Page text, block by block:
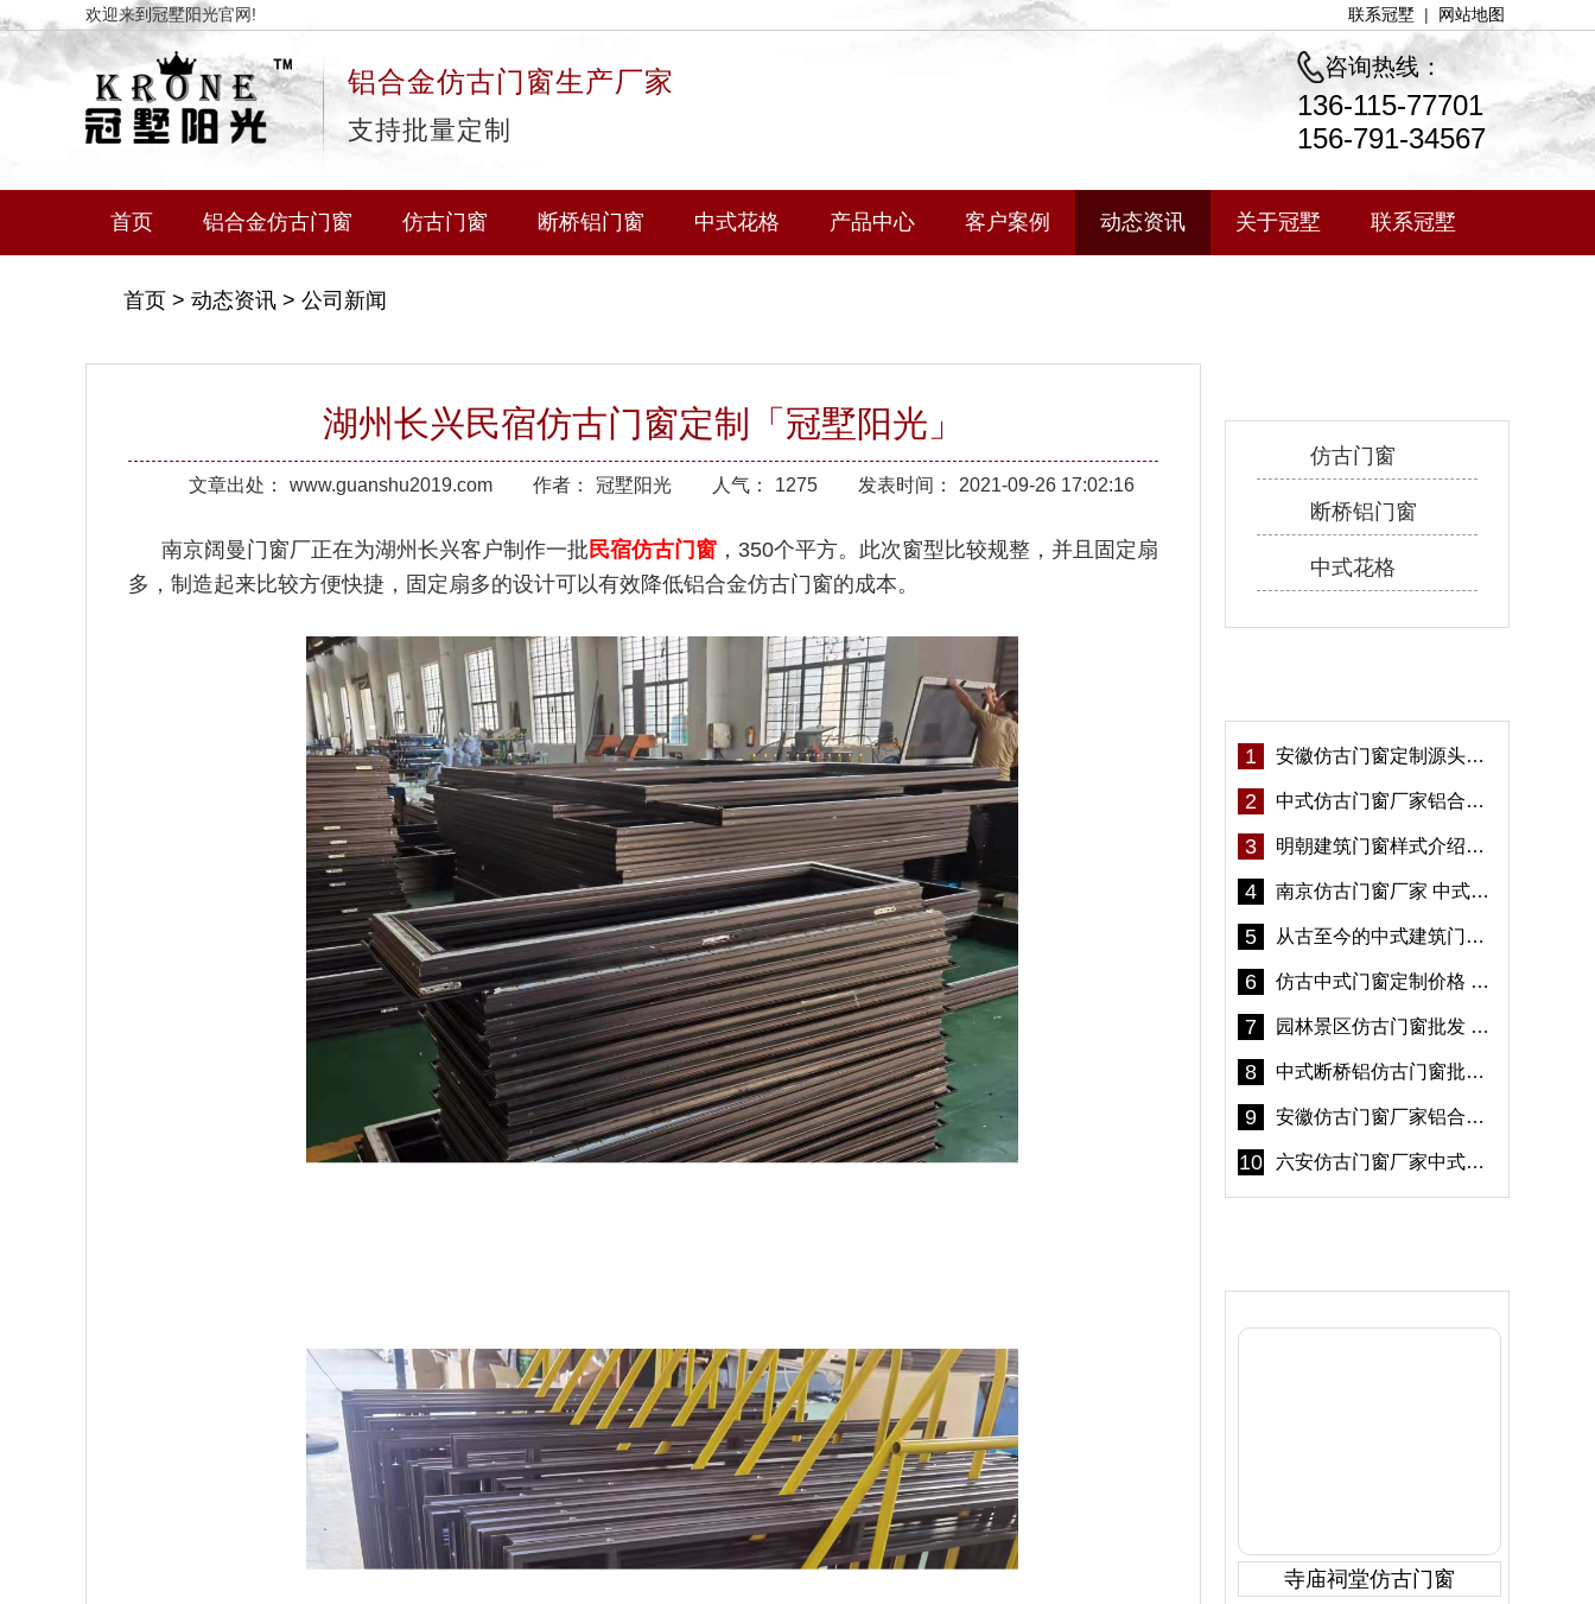
欢迎来到冠墅阳光官网! 联系冠墅 | 网站地图
铝合金仿古门窗生产厂家
支持批量定制
咨询热线：
136-115-77701
156-791-34567
首页 铝合金仿古门窗 仿古门窗 断桥铝门窗 中式花格 产品中心 客户案例 动态资讯 关于冠墅 联系冠墅
首页 > 动态资讯 > 公司新闻
湖州长兴民宿仿古门窗定制「冠墅阳光」
文章出处： www.guanshu2019.com 作者： 冠墅阳光 人气： 1275 发表时间： 2021-09-26 17:02:16
南京阔曼门窗厂正在为湖州长兴客户制作一批民宿仿古门窗 ，350个平方。此次窗型比较规整，并且固定扇
多，制造起来比较方便快捷， 固定扇多的设计可以有效降低铝合金仿古门窗的成本。
仿古门窗
断桥铝门窗
中式花格
1 安徽仿古门窗定制源头厂家 好打理免维护-冠墅阳光
2 中式仿古门窗厂家铝合金仿古门窗定制 5年质保
3 明朝建筑门窗样式介绍——冠墅阳光
4 南京仿古门窗厂家 中式仿古门窗定制 节能防水
5 从古至今的中式建筑门窗到底有多美「冠墅阳光」
6 仿古中式门窗定制价格 铝合金仿古门窗报价
7 园林景区仿古门窗批发 铝合金仿古门窗采购-冠墅阳光
8 中式断桥铝仿古门窗批发 冠墅阳光仿古门窗 6000平米实体工厂
9 安徽仿古门窗厂家铝合金仿古门窗批发 免费设计出货快
10 六安仿古门窗厂家中式仿古门窗制作 6000平米源头厂家
寺庙祠堂仿古门窗